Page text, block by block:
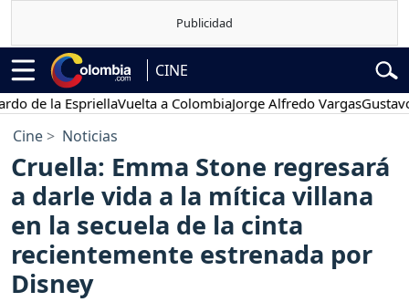
CINE
la EspriellaVuelta a ColombiaJorge Alfredo VargasGustavo
Cine Noticias
Cruella: Emma Stone regresará
a darle vida a la mítica villana
en la secuela de la cinta
recientemente estrenada por
Disney